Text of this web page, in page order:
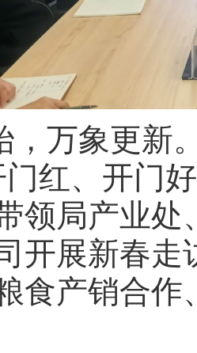
，万象更新
门红、开门
领局产业
开展新春
食产销合